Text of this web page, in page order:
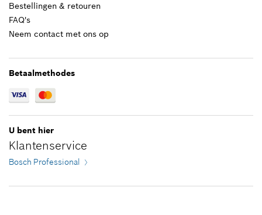
Aan winkelwagen toevoegen
21,30 €*
Bestellingen & retouren
FAQ's
Neem contact met ons op
Betaalmethodes
U bent hier
Klantenservice
Bosch Professional